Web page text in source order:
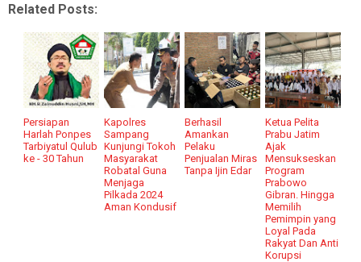
Related Posts:
Persiapan
Harlah Ponpes
Tarbiyatul Qulub
ke - 30 Tahun
Kapolres
Sampang
Kunjungi Tokoh
Masyarakat
Robatal Guna
Menjaga
Pilkada 2024
Aman Kondusif
Berhasil
Amankan
Pelaku
Penjualan Miras
Tanpa Ijin Edar
Ketua Pelita
Prabu Jatim
Ajak
Mensukseskan
Program
Prabowo
Gibran. Hingga
Memilih
Pemimpin yang
Loyal Pada
Rakyat Dan Anti
Korupsi